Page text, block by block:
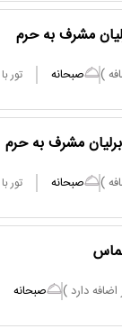
مشرف به حرم
) صبحانه تور
مشرف به حرم
) صبحانه تور
صبحانه